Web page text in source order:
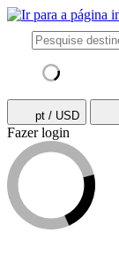
pt / USD
Fazer login